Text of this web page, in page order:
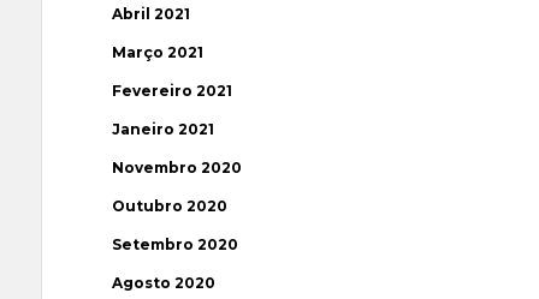
Abril 2021
Março 2021
Fevereiro 2021
Janeiro 2021
Novembro 2020
Outubro 2020
Setembro 2020
Agosto 2020